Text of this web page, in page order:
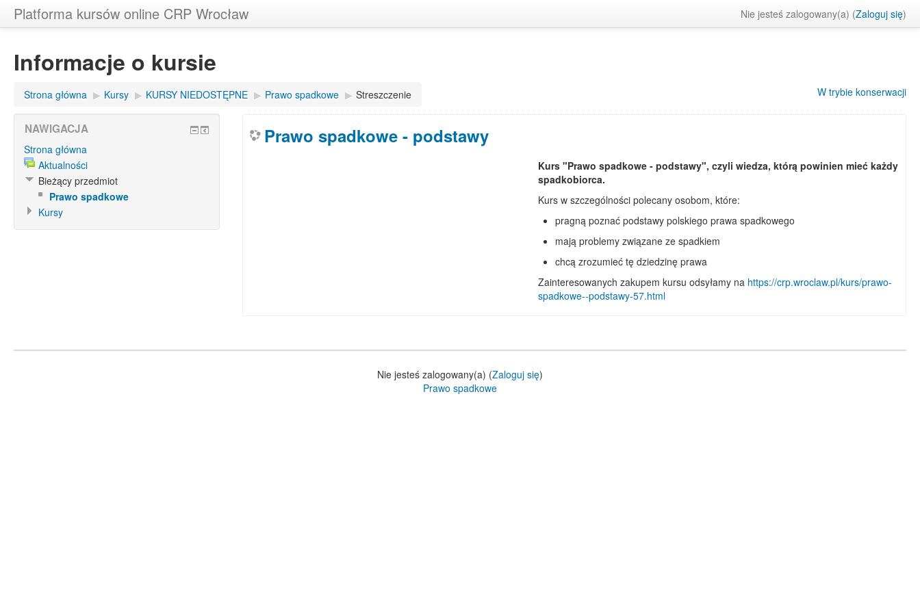
Platforma kursów online CRP Wrocław Nie jesteś zalogowany(a) (Zaloguj się)
Informacje o kursie
Strona główna ▶ Kursy ▶ KURSY NIEDOSTĘPNE ▶ Prawo spadkowe ▶ Streszczenie W trybie konserwacji
Prawo spadkowe - podstawy
Kurs "Prawo spadkowe - podstawy", czyli wiedza, którą powinien mieć każdy
spadkobiorca.
Kurs w szczególności polecany osobom, które:
pragną poznać podstawy polskiego prawa spadkowego
mają problemy związane ze spadkiem
chcą zrozumieć tę dziedzinę prawa
Zainteresowanych zakupem kursu odsyłamy na https://crp.wroclaw.pl/kurs/prawo-
spadkowe--podstawy-57.html
NAWIGACJA
Strona główna
Aktualności
Bieżący przedmiot
Prawo spadkowe
Kursy
Nie jesteś zalogowany(a) (Zaloguj się)
Prawo spadkowe